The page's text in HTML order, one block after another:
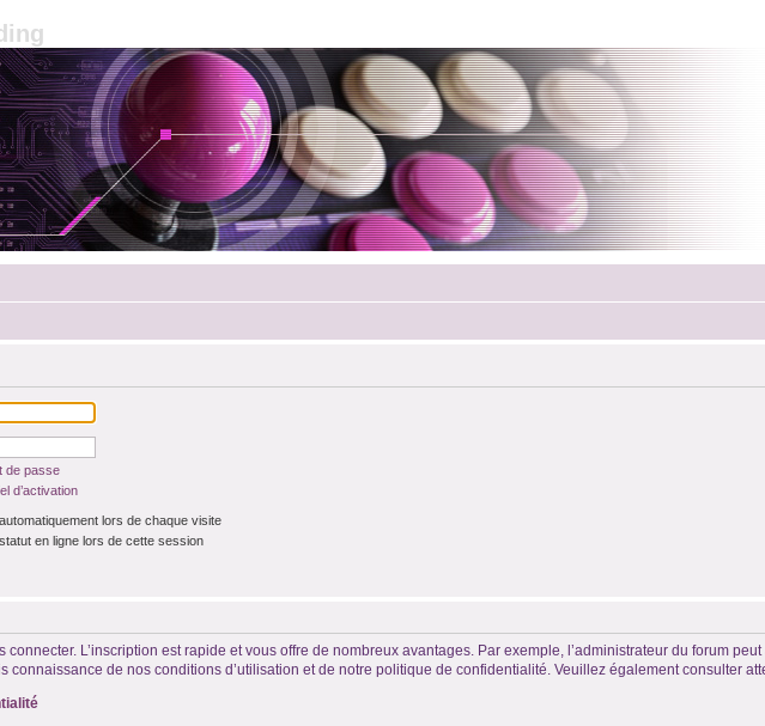
de passe
d’activation
lors de chaque visite
en ligne lors de cette session
L’inscription est rapide et vous offre de nombreux avantages. Par exemple, l’administrateur du forum
connaissance de nos conditions d’utilisation et de notre politique de confidentialité. Veuillez également consulter